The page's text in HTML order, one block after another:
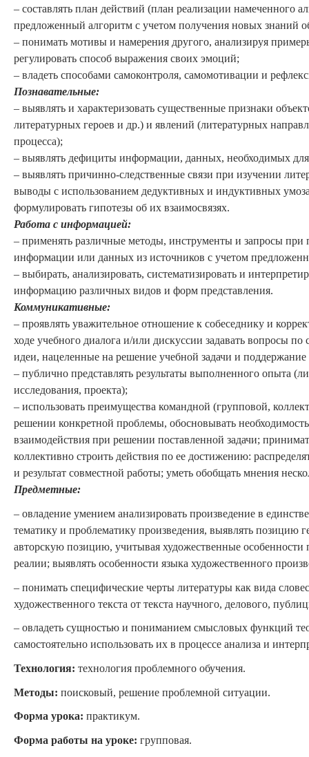
– составлять план действий (план реализации намеченного
предложенный алгоритм с учетом получения новых знаний
– понимать мотивы и намерения другого, анализируя
регулировать способ выражения своих эмоций;
– владеть способами самоконтроля, самомотивации и
Познавательные:
– выявлять и характеризовать существенные признаки
литературных героев и др.) и явлений (литературных
процесса);
– выявлять дефициты информации, данных, необходимых
– выявлять причинно-следственные связи при изучении
выводы с использованием дедуктивных и индуктивных
формулировать гипотезы об их взаимосвязях.
Работа с информацией:
– применять различные методы, инструменты и запросы при
информации или данных из источников с учетом
– выбирать, анализировать, систематизировать и
информацию различных видов и форм представления.
Коммуникативные:
– проявлять уважительное отношение к собеседнику и
ходе учебного диалога и/или дискуссии задавать вопросы
идеи, нацеленные на решение учебной задачи и
– публично представлять результаты выполненного опыта
исследования, проекта);
– использовать преимущества командной (групповой,
решении конкретной проблемы, обосновывать
взаимодействия при решении поставленной задачи;
коллективно строить действия по ее достижению:
и результат совместной работы; уметь обобщать мнения
Предметные:
– овладение умением анализировать произведение в
тематику и проблематику произведения, выявлять позицию
авторскую позицию, учитывая художественные
реалии; выявлять особенности языка художественного
– понимать специфические черты литературы как вида
художественного текста от текста научного, делового,
– овладеть сущностью и пониманием смысловых функций
самостоятельно использовать их в процессе анализа и
Технология: технология проблемного обучения.
Методы: поисковый, решение проблемной ситуации.
Форма урока: практикум.
Форма работы на уроке: групповая.